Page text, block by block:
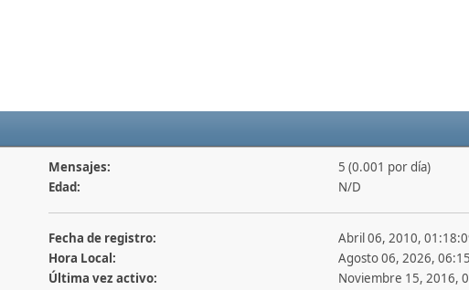
Mensajes:
5 (0.001 por día)
Edad:
N/D
Fecha de registro:
Abril 06, 2010,
Hora Local:
Agosto 06, 2026,
Última vez activo:
Noviembre 15, 2016,